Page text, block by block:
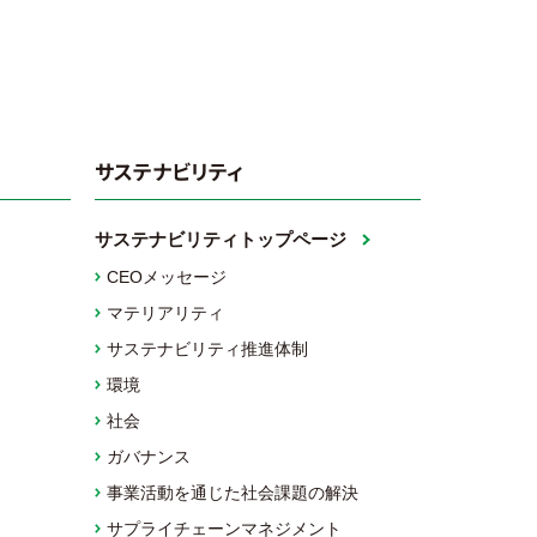
サステナビリティ
サステナビリティトップページ
CEOメッセージ
マテリアリティ
サステナビリティ推進体制
環境
社会
ガバナンス
事業活動を通じた社会課題の解決
サプライチェーンマネジメント